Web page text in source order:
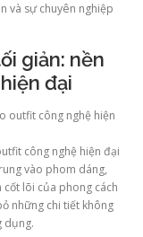
và sự chuyên nghiệp
giản: nền
đại
công nghệ hiện đại
vào phom dáng,
cốt lõi của phong cách
những chi tiết không
dụng.